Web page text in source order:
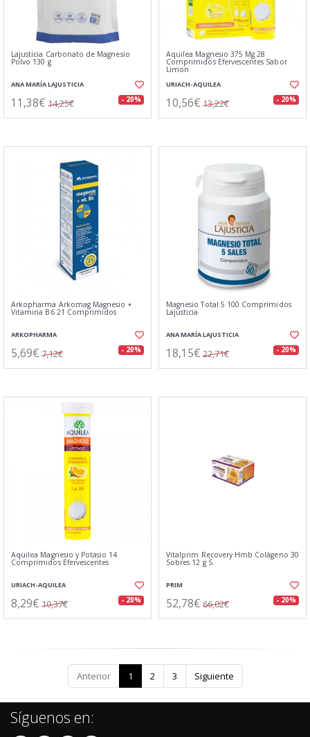
Lajusticia Carbonato de Magnesio
Polvo 130 g
ANA MARÍA LAJUSTICIA
11,38€ 14,25€ - 20%
Aquilea Magnesio 375 Mg 28
Comprimidos Efervescentes Sabor
Limon
URIACH-AQUILEA
10,56€ 13,22€ - 20%
Arkopharma Arkomag Magnesio +
Vitamina B6 21 Comprimidos
ARKOPHARMA
5,69€ 7,12€ - 20%
Magnesio Total 5 100 Comprimidos
Lajusticia
ANA MARÍA LAJUSTICIA
18,15€ 22,71€ - 20%
Aquilea Magnesio y Potasio 14
Comprimidos Efervescentes
URIACH-AQUILEA
8,29€ 10,37€ - 20%
Vitalprim Recovery Hmb Colágeno 30
Sobres 12 g S
PRIM
52,78€ 66,02€ - 20%
Anterior 1 2 3 Siguiente
Síguenos en: